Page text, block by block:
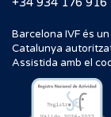
Barcelona IVF és
Catalunya
Assistida amb el